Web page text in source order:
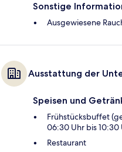
Sonstige
Ausgewiesene
Ausstattung der
Speisen und
Frühstücksbuffet
06:30 Uhr bis 10:30
Restaurant